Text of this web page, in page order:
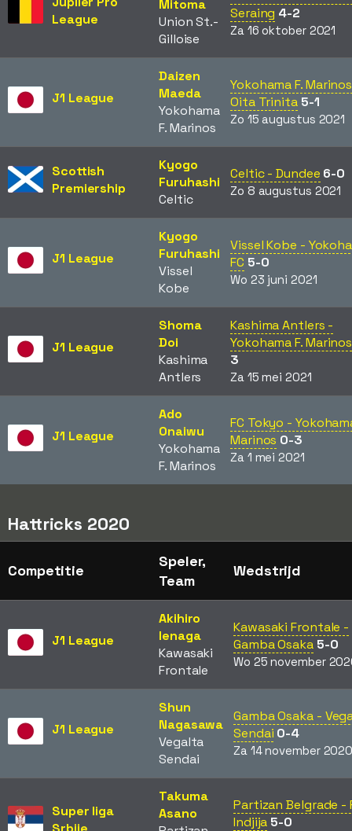
League
Mitoma
Union St.-
Gilloise
Seraing 4-2
Za 16 oktober 2021
J1 League
Daizen
Maeda
Yokohama
F. Marinos
Yokohama F.
Oita Trinita 5-1
Zo 15 augustus 2021
Scottish
Premiership
Kyogo
Furuhashi
Celtic
Celtic - Dundee 6-0
Zo 8 augustus 2021
J1 League
Kyogo
Furuhashi
Vissel
Kobe
Vissel Kobe -
FC 5-0
Wo 23 juni 2021
J1 League
Shoma
Doi
Kashima
Antlers
Kashima Antlers -
Yokohama F. Marinos
3
Za 15 mei 2021
J1 League
Ado
Onaiwu
Yokohama
F. Marinos
FC Tokyo -
Marinos 0-3
Za 1 mei 2021
Hattricks 2020
Competitie
Speler,
Team
Wedstrijd
J1 League
Akihiro
Ienaga
Kawasaki
Frontale
Kawasaki Frontale -
Gamba Osaka 5-0
Wo 25 november
J1 League
Shun
Nagasawa
Vegalta
Sendai
Gamba Osaka -
Sendai 0-4
Za 14 november
Super liga
Takuma
Asano
Partizan Belgrade -
Indjija 5-0